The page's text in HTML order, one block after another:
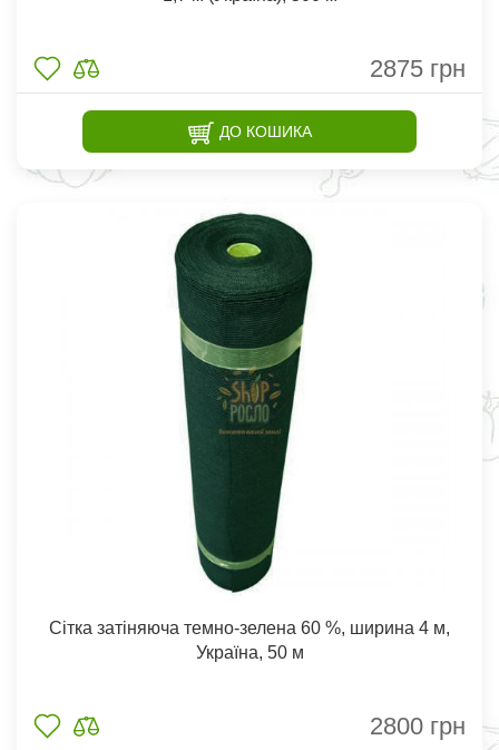
2875 грн
ДО КОШИКА
Сітка затіняюча темно-зелена 60 %, ширина 4 м,
Україна, 50 м
2800 грн